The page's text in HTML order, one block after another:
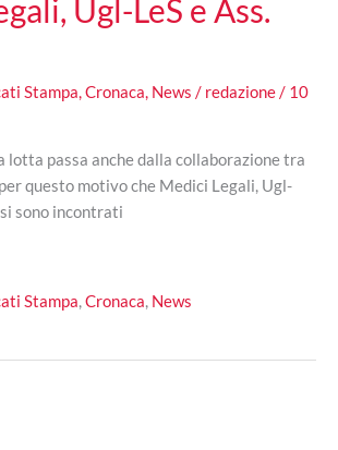
Ugl-LeS e Ass.
Stampa,Cronaca, News / redazione/ 10
lotta passa anche dalla collaborazione tra
questo motivo che Medici Legali, Ugl-
sono incontrati
Stampa,Cronaca, News